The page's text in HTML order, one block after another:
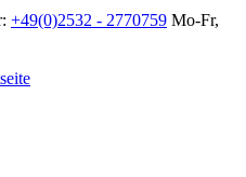
+49(0)2532 - 2770759 Mo-Fr,